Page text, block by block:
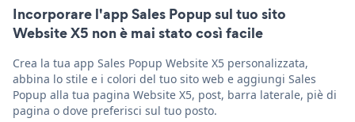
Incorporare l'app Sales Popup sul tuo sito
Website X5 non è mai stato così facile
Crea la tua app Sales Popup Website X5 personalizzata,
abbina lo stile e i colori del tuo sito web e aggiungi Sales
Popup alla tua pagina Website X5, post, barra laterale, piè di
pagina o dove preferisci sul tuo posto.